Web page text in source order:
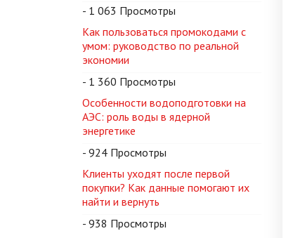
- 1 063 Просмотры
Как пользоваться промокодами с
умом: руководство по реальной
экономии
- 1 360 Просмотры
Особенности водоподготовки на
АЭС: роль воды в ядерной
энергетике
- 924 Просмотры
Клиенты уходят после первой
покупки? Как данные помогают их
найти и вернуть
- 938 Просмотры